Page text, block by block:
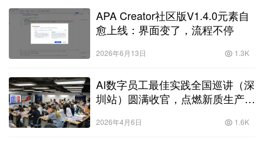
APA Creator社区版V1.4.0元素自
愈上线：界面变了，流程不停
2026年6月13日 1.3K
AI数字员工最佳实践全国巡讲（深
圳站）圆满收官，点燃新质生产力
2026年4月6日 1.6K